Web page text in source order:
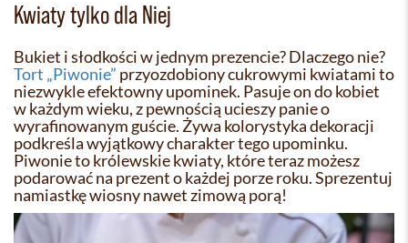
Kwiaty tylko dla Niej
Bukiet i słodkości w jednym prezencie? Dlaczego nie?
Tort „Piwonie” przyozdobiony cukrowymi kwiatami to
niezwykle efektowny upominek. Pasuje on do kobiet
w każdym wieku, z pewnością ucieszy panie o
wyrafinowanym guście. Żywa kolorystyka dekoracji
podkreśla wyjątkowy charakter tego upominku.
Piwonie to królewskie kwiaty, które teraz możesz
podarować na prezent o każdej porze roku. Sprezentuj
namiastkę wiosny nawet zimową porą!